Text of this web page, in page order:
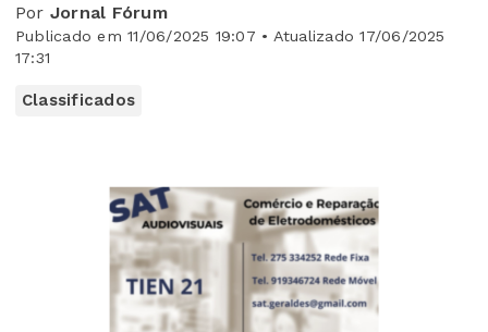
Por Jornal Fórum
Publicado em 11/06/2025 19:07 • Atualizado 17/06/2025
17:31
Classificados